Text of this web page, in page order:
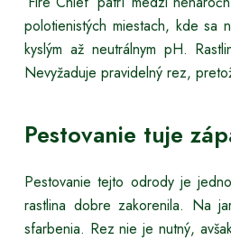
polotienistých miestach, kde sa
kyslým až neutrálnym pH.
Nevyžaduje pravidelný rez,
Pestovanie tuje
Pestovanie tejto odrody je
rastlina dobre zakorenila. Na
sfarbenia. Rez nie je nutný,